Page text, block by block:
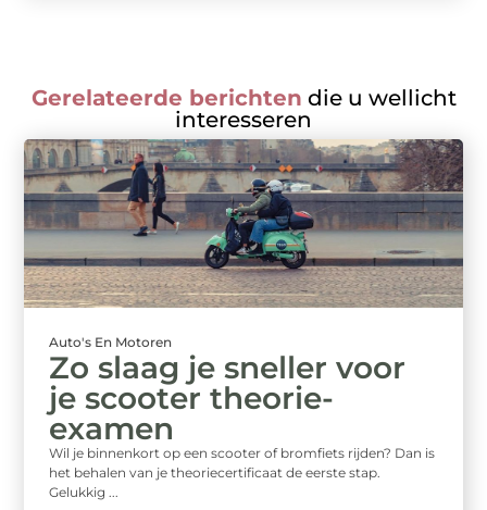
Gerelateerde berichten die u wellicht
interesseren
Auto's En Motoren
Zo slaag je sneller voor
je scooter theorie-
examen
Wil je binnenkort op een scooter of bromfiets rijden? Dan is
het behalen van je theoriecertificaat de eerste stap.
Gelukkig ...